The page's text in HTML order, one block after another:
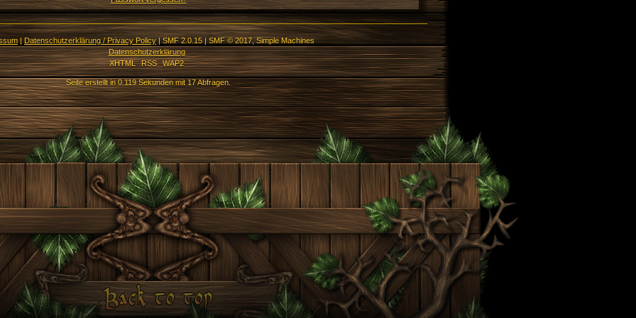
|Datenschutzerklärung / Privacy Policy|SMF 2.0.15 | SMF © 2017,Simple Machines
Datenschutzerklärung
XHTML
RSS WAP2
Seite erstellt in 0.119 Sekunden mit 17 Abfragen.